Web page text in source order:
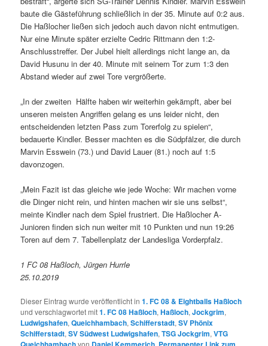
baute die Gästeführung schließlich in der 35. Minute auf 0:2 aus.
Die Haßlocher ließen sich jedoch auch davon nicht entmutigen.
Nur eine Minute später erzielte Cedric Rittmann den 1:2-
Anschlusstreffer. Der Jubel hielt allerdings nicht lange an, da
David Husunu in der 40. Minute mit seinem Tor zum 1:3 den
Abstand wieder auf zwei Tore vergrößerte.
„In der zweiten Hälfte haben wir weiterhin gekämpft, aber bei
unseren meisten Angriffen gelang es uns leider nicht, den
entscheidenden letzten Pass zum Torerfolg zu spielen“,
bedauerte Kindler. Besser machten es die Südpfälzer, die durch
Marvin Esswein (73.) und David Lauer (81.) noch auf 1:5
davonzogen.
„Mein Fazit ist das gleiche wie jede Woche: Wir machen vorne
die Dinger nicht rein, und hinten machen wir sie uns selbst“,
meinte Kindler nach dem Spiel frustriert. Die Haßlocher A-
Junioren finden sich nun weiter mit 10 Punkten und nun 19:26
Toren auf dem 7. Tabellenplatz der Landesliga Vorderpfalz.
1 FC 08 Haßloch, Jürgen Hurrle
25.10.2019
Dieser Eintrag wurde veröffentlicht in1. FC 08 & Eightballs Haßloch
und verschlagwortet mit1. FC 08 Haßloch,Haßloch,Jockgrim,
Ludwigshafen,Queichhambach,Schifferstadt,SV Phönix
Schifferstadt,SV Südwest Ludwigshafen,TSG Jockgrim,VTG